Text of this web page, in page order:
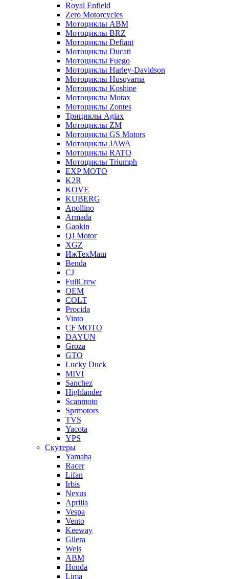
Royal Enfield
Zero Motorcycles
Мотоциклы ABM
Мотоциклы BRZ
Мотоциклы Defiant
Мотоциклы Ducati
Мотоциклы Fuego
Мотоциклы Harley-Davidson
Мотоциклы Husqvarna
Мотоциклы Koshine
Мотоциклы Motax
Мотоциклы Zontes
Трициклы Agiax
Мотоциклы ZM
Мотоциклы GS Motors
Мотоциклы JAWA
Мотоциклы RATO
Мотоциклы Triumph
EXP MOTO
K2R
KOVE
KUBERG
Apollino
Armada
Gaokin
QJ Motor
XGZ
ИжТехМаш
Benda
CJ
FullCrew
OEM
COLT
Procida
Vinto
CF MOTO
DAYUN
Groza
GTO
Lucky Duck
MIVI
Sanchez
Highlander
Scanmoto
Sprmotors
TVS
Yacota
YPS
Скутеры
Yamaha
Racer
Lifan
Irbis
Nexus
Aprilia
Vespa
Vento
Keeway
Gilera
Wels
ABM
Honda
Lima